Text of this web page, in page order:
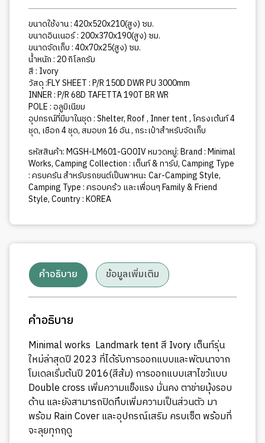
ขนาดใช้งาน : 420x520x210(สูง) ซม.
ขนาดอินเนอร์ : 200x370x190(สูง) ซม.
ขนาดจัดเก็บ : 40x70x25(สูง) ซม.
น้ำหนัก : 20 กิโลกรัม
สี : Ivory
วัสดุ :FLY SHEET : P/R 150D DWR PU 3000mm
INNER : P/R 68D TAFETTA 190T BR WR
POLE : อลูมิเนียม
อุปกรณ์ที่มีมาในชุด : Shelter, Roof , Inner tent , โครงเต้นท์ 4
ชุด, เชือก 4 ชุด, สมอบก 16 อัน , กระเป๋าสำหรับจัดเก็บ
รหัสสินค้า:MGSH-LM601-GO0IVหมวดหมู่:Brand : Minimal
Works,Camping Collection : เต็นท์ & ทาร์ป,Camping Type
: ครบครัน สำหรับรถยนต์เป็นพาหนะ Car-Camping Style,
Camping Type : ครอบคร้ว และเพื่อนๆ Family & Friend
Style,Country : KOREA
คำอธิบาย ข้อมูลเพิ่มเติม
คำอธิบาย
Minimal works Landmark tent สี Ivory เต็นท์รุ่น
ใหม่ล่าสุดปี 2023 ที่ได้รับการออกแบบและพัฒนาจาก
โมเดลเริ่มต้นปี 2016(สีส้ม) การออกแบบเสาไขว้แบบ
Double cross เพิ่มความแข็งแรง มั่นคง ตาข่ายมุ้งรอบ
ด้าน และยังสามารถปิดทึบเพิ่มความเป็นส่วนตัว มา
พร้อม Rain Cover และอุปกรณ์เสริม ครบเซ็ต พร้อมที่
จะลุยทุกฤดู